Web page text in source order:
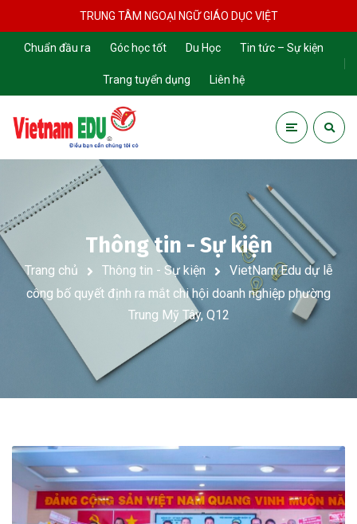
TRUNG TÂM NGOẠI NGỮ GIÁO DỤC VIỆT
Chuẩn đầu ra Góc học tốt Du Học Tin tức – Sự kiện
Trang tuyển dụng Liên hệ
Thông tin - Sự kiện
Trang chủ Thông tin - Sự kiện
VietNam Edu dự lễ
công bố quyết định ra mắt chi hội doanh nghiệp phường
Trung Mỹ Tây, Q12